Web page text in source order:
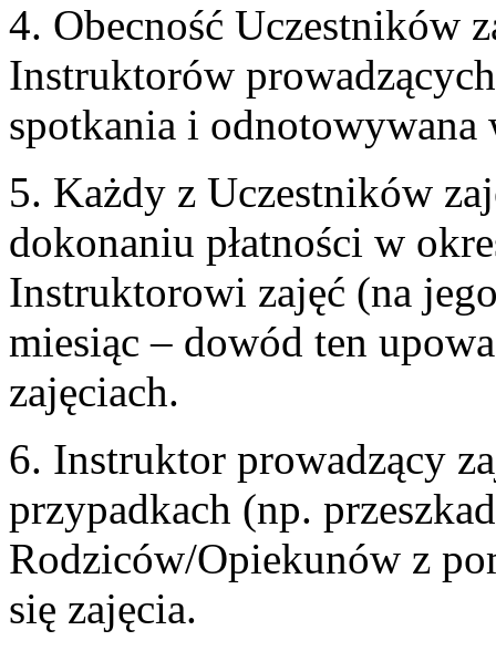
4. Obecność Uczestników
Instruktorów
spotkania i odnotowywana
5. Każdy z Uczestników
dokonaniu płatności w
Instruktorowi zajęć (na
miesiąc – dowód ten
zajęciach.
6. Instruktor prowadzący
przypadkach (np.
Rodziców/Opiekunów z
się zajęcia.